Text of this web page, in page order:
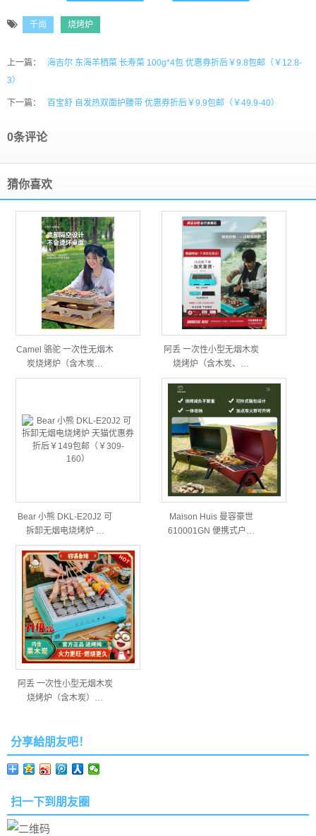
千尚 烧烤炉
上一篇：
海吉尔 东海羊栖菜 长寿菜 100g*4包 优惠券折后￥9.8包邮（￥12.8-
3）
下一篇： 百宝舒 自发热双面护腰带 优惠券折后￥9.9包邮（￥49.9-40）
0条评论
猜你喜欢
Camel 骆驼 一次性无烟木
炭烧烤炉（含木炭…
阿丢 一次性小型无烟木炭
烧烤炉（含木炭、…
Bear 小熊 DKL-E20J2 可
拆卸无烟电烧烤炉 …
Maison Huis 曼容豪世
610001GN 便携式户…
阿丢 一次性小型无烟木炭
烧烤炉（含木炭）…
分享給朋友吧！
扫一下到朋友圈